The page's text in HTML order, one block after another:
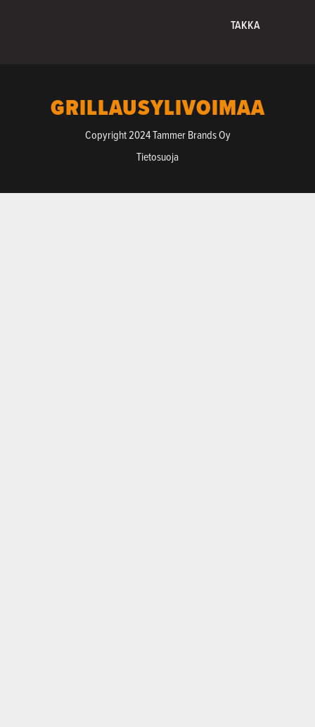
TAKKA
GRILLAUSYLIVOIMAA
Copyright 2024 Tammer Brands Oy
Tietosuoja